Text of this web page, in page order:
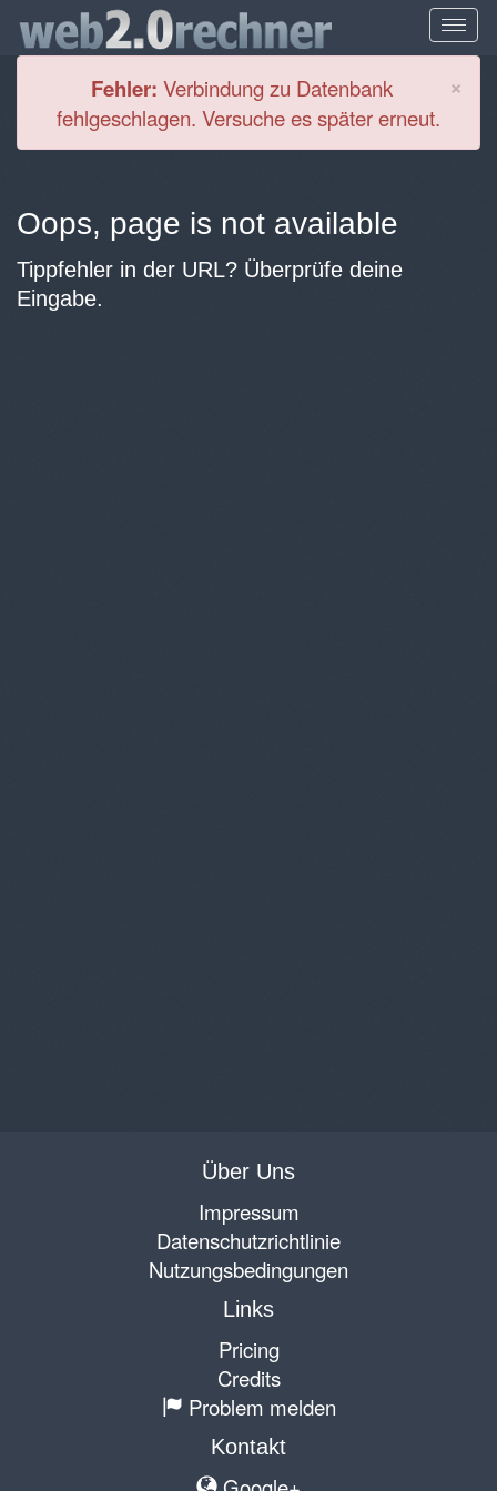
×
Fehler: Verbindung zu Datenbank
fehlgeschlagen. Versuche es später erneut.
Oops, page is not available
Tippfehler in der URL? Überprüfe deine
Eingabe.
Über Uns
Impressum
Datenschutzrichtlinie
Nutzungsbedingungen
Links
Pricing
Credits
Problem melden
Kontakt